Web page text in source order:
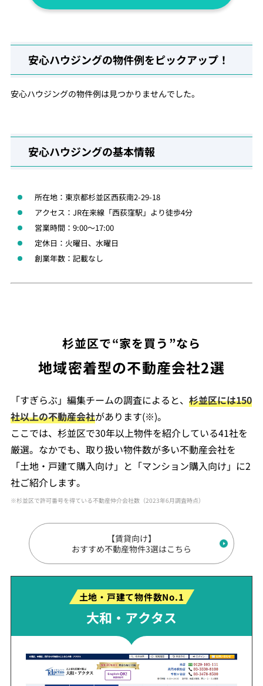
安心ハウジングの物件例をピックアップ！
安心ハウジングの物件例は見つかりませんでした。
安心ハウジングの基本情報
所在地：東京都杉並区西荻南2-29-18
アクセス：JR在来線「西荻窪駅」より徒歩4分
営業時間：9:00～17:00
定休日：火曜日、水曜日
創業年数：記載なし
杉並区で“家を買う”なら
地域密着型の不動産会社2選
「すぎらぶ」編集チームの調査によると、 杉並区には150
社以上の不動産会社があります(※)。
ここでは、杉並区で30年以上物件を紹介している41社を
厳選。なかでも、取り扱い物件数が多い不動産会社を
「土地・戸建て購入向け」と「マンション購入向け」に2
社ご紹介します。
※杉並区で許可番号を得ている不動産仲介会社数（2023年6月調査時点）
【賃貸向け】
おすすめ不動産物件3選はこちら
土地・戸建て物件数No.1
大和・アクタス